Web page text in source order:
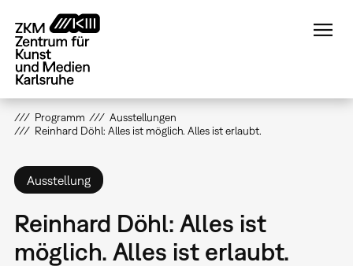
zum
Inhalt
Programm
Ausstellungen
Reinhard Döhl: Alles ist möglich. Alles ist erlaubt.
Ausstellung
Reinhard Döhl: Alles ist
möglich. Alles ist erlaubt.